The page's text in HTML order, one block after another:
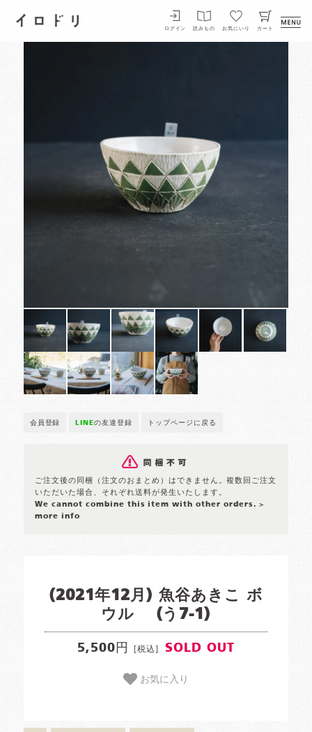
イロドリ
ログイン 読みもの お気にいり カート
会員登録 LINEの友達登録 トップページに戻る
ご注文後の同梱（注文のおまとめ）はできません。複数回ご注文
いただいた場合、それぞれ送料が発生いたします。
We cannot combine this item with other orders. >
more info
(2021年12月) 魚谷あきこ ボ
ウル (う7-1)
5,500円 [税込] SOLD OUT
お気に入り